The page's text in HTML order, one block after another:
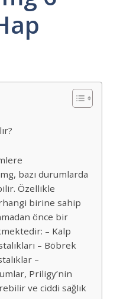
bazı durumlarda
Özellikle
birine sahip
önce bir
– Kalp
– Böbrek
–
Priligy’nin
ve ciddi sağlık